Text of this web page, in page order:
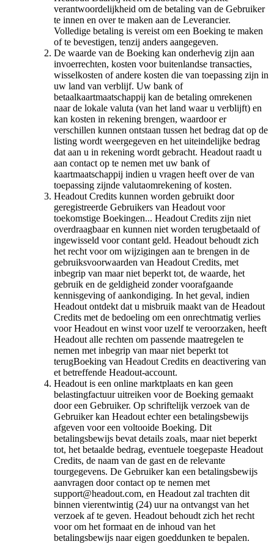
verantwoordelijkheid om de betaling van de Gebruiker
te innen en over te maken aan de Leverancier.
Volledige betaling is vereist om een Boeking te maken
of te bevestigen, tenzij anders aangegeven.
De waarde van de Boeking kan onderhevig zijn aan
invoerrechten, kosten voor buitenlandse transacties,
wisselkosten of andere kosten die van toepassing zijn in
uw land van verblijf. Uw bank of
betaalkaartmaatschappij kan de betaling omrekenen
naar de lokale valuta (van het land waar u verblijft) en
kan kosten in rekening brengen, waardoor er
verschillen kunnen ontstaan tussen het bedrag dat op de
listing wordt weergegeven en het uiteindelijke bedrag
dat aan u in rekening wordt gebracht. Headout raadt u
aan contact op te nemen met uw bank of
kaartmaatschappij indien u vragen heeft over de van
toepassing zijnde valutaomrekening of kosten.
Headout Credits kunnen worden gebruikt door
geregistreerde Gebruikers van Headout voor
toekomstige Boekingen... Headout Credits zijn niet
overdraagbaar en kunnen niet worden terugbetaald of
ingewisseld voor contant geld. Headout behoudt zich
het recht voor om wijzigingen aan te brengen in de
gebruiksvoorwaarden van Headout Credits, met
inbegrip van maar niet beperkt tot, de waarde, het
gebruik en de geldigheid zonder voorafgaande
kennisgeving of aankondiging. In het geval, indien
Headout ontdekt dat u misbruik maakt van de Headout
Credits met de bedoeling om een onrechtmatig verlies
voor Headout en winst voor uzelf te veroorzaken, heeft
Headout alle rechten om passende maatregelen te
nemen met inbegrip van maar niet beperkt tot
terugBoeking van Headout Credits en deactivering van
et betreffende Headout-account.
Headout is een online marktplaats en kan geen
belastingfactuur uitreiken voor de Boeking gemaakt
door een Gebruiker. Op schriftelijk verzoek van de
Gebruiker kan Headout echter een betalingsbewijs
afgeven voor een voltooide Boeking. Dit
betalingsbewijs bevat details zoals, maar niet beperkt
tot, het betaalde bedrag, eventuele toegepaste Headout
Credits, de naam van de gast en de relevante
tourgegevens. De Gebruiker kan een betalingsbewijs
aanvragen door contact op te nemen met
support@headout.com, en Headout zal trachten dit
binnen vierentwintig (24) uur na ontvangst van het
verzoek af te geven. Headout behoudt zich het recht
voor om het formaat en de inhoud van het
betalingsbewijs naar eigen goeddunken te bepalen.